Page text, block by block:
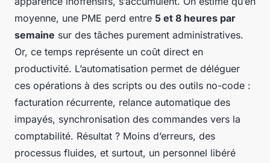
moyenne, une PME perd entre 5 et 8 heures par
semaine sur des tâches purement administratives.
Or, ce temps représente un coût direct en
productivité. L’automatisation permet de déléguer
ces opérations à des scripts ou des outils no-code :
facturation récurrente, relance automatique des
impayés, synchronisation des commandes vers la
comptabilité. Résultat ? Moins d’erreurs, des
processus fluides, et surtout, un personnel libéré